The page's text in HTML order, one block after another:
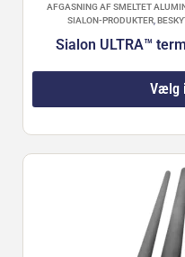
AFGASNING AF SMELTET
SIALON-PRODUKTER,
Sialon ULTRA™
Vælg